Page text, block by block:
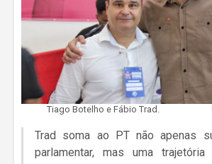
Tiago Botelho e Fábio Trad.
Trad soma ao PT não apenas
parlamentar, mas uma trajetória